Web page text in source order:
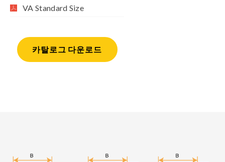
VA Standard Size
카탈로그 다운로드